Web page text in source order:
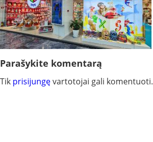
Parašykite komentarą
Tik prisijungęvartotojai gali komentuoti.